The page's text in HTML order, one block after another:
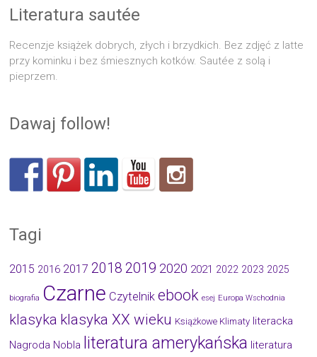
Literatura sautée
Recenzje książek dobrych, złych i brzydkich. Bez zdjęć z latte
przy kominku i bez śmiesznych kotków. Sautée z solą i
pieprzem.
Dawaj follow!
Tagi
2015 2016 2017 2018 2019 2020 2021 2022 2023 2025
biografia Czarne Czytelnik ebook esej Europa Wschodnia
klasyka klasyka XX wieku Książkowe Klimaty literacka
Nagroda Nobla
literatura amerykańska literatura